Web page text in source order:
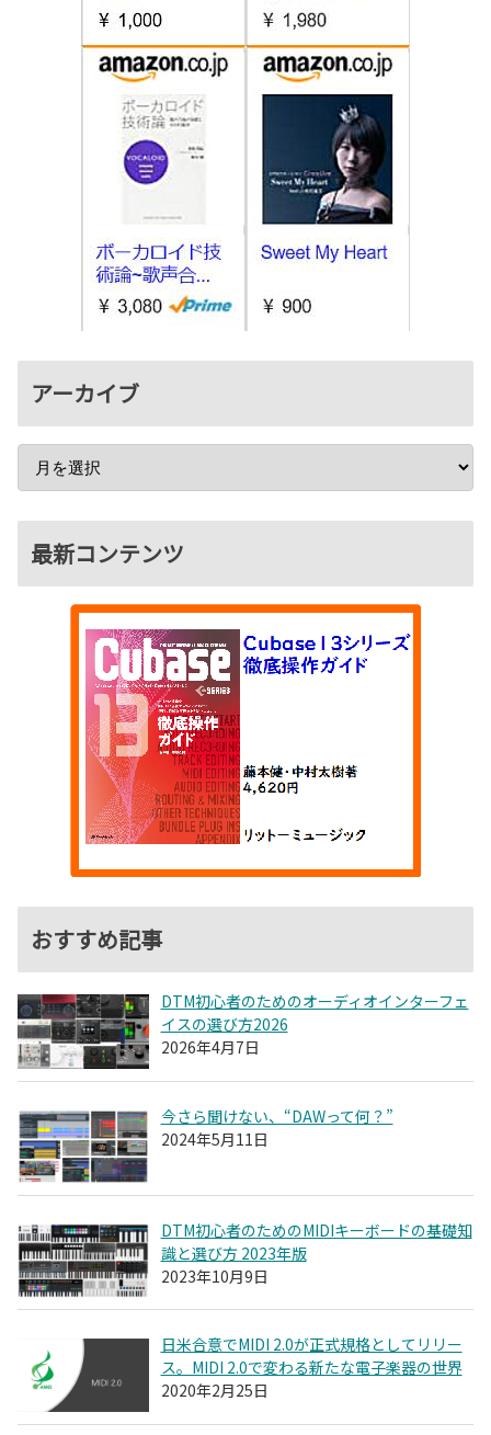
アーカイブ
最新コンテンツ
おすすめ記事
DTM初心者のためのオーディオインターフェ
イスの選び方2026
2026年4月7日
今さら聞けない、“DAWって何？”
2024年5月11日
DTM初心者のためのMIDIキーボードの基礎知
識と選び方 2023年版
2023年10月9日
日米合意でMIDI 2.0が正式規格としてリリー
ス。MIDI 2.0で変わる新たな電子楽器の世界
2020年2月25日